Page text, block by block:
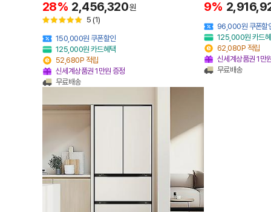
28% 2,456,320원
5 (1)
150,000원 쿠폰할인
125,000원 카드혜택
52,680P 적립
신세계상품권 1만원 증정
무료배송
설치 포함
9%
96,000원 쿠폰할
125,000원 카드
62,080P 적립
신세계상품권 1만
무료배송